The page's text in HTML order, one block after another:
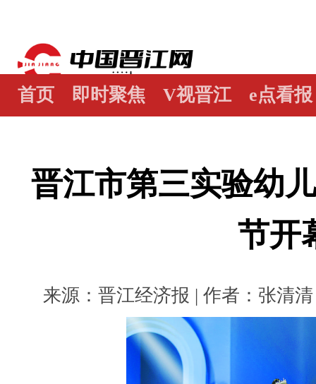
首页 即时聚焦 V视晋江 e点看报
晋江市第三实验幼
节开
来源：晋江经济报 | 作者：张清